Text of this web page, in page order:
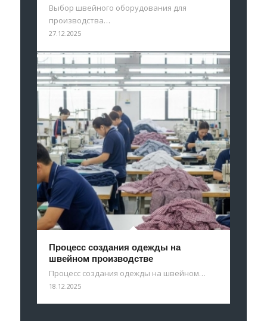
Выбор швейного оборудования для
производства…
27.12.2025
Процесс создания одежды на
швейном производстве
Процесс создания одежды на швейном…
18.12.2025